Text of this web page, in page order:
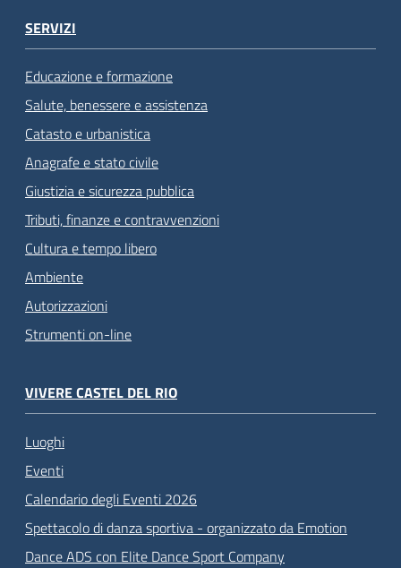
SERVIZI
Educazione e formazione
Salute, benessere e assistenza
Catasto e urbanistica
Anagrafe e stato civile
Giustizia e sicurezza pubblica
Tributi, finanze e contravvenzioni
Cultura e tempo libero
Ambiente
Autorizzazioni
Strumenti on-line
VIVERE CASTEL DEL RIO
Luoghi
Eventi
Calendario degli Eventi 2026
Spettacolo di danza sportiva - organizzato da Emotion
Dance ADS con Elite Dance Sport Company